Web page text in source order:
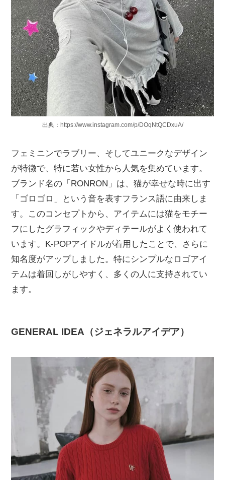
出典：https://www.instagram.com/p/DOqNtQCDxuA/
フェミニンでラブリー、そしてユニークなデザイン
が特徴で、特に若い女性から人気を集めています。
ブランド名の「RONRON」は、猫が幸せな時に出す
「ゴロゴロ」という音を表すフランス語に由来しま
す。このコンセプトから、アイテムには猫をモチー
フにしたグラフィックやディテールがよく使われて
います。K-POPアイドルが着用したことで、さらに
知名度がアップしました。特にシンプルなロゴアイ
テムは着回しがしやすく、多くの人に支持されてい
ます。
GENERAL IDEA（ジェネラルアイデア）